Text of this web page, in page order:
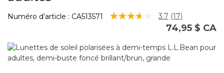
Numéro d’article : CA513571 4,3 sur 5 Évaluation des clients
3.7 Lire
les
Lien
(17)
74,95 $ CA